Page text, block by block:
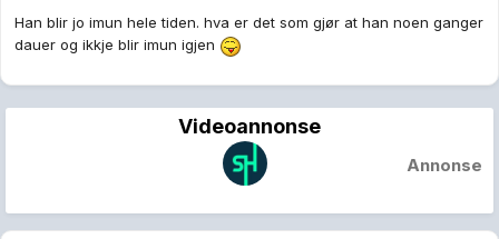
Han blir jo imun hele tiden. hva er det som gjør at han noen ganger
dauer og ikkje blir imun igjen
Videoannonse
Annonse